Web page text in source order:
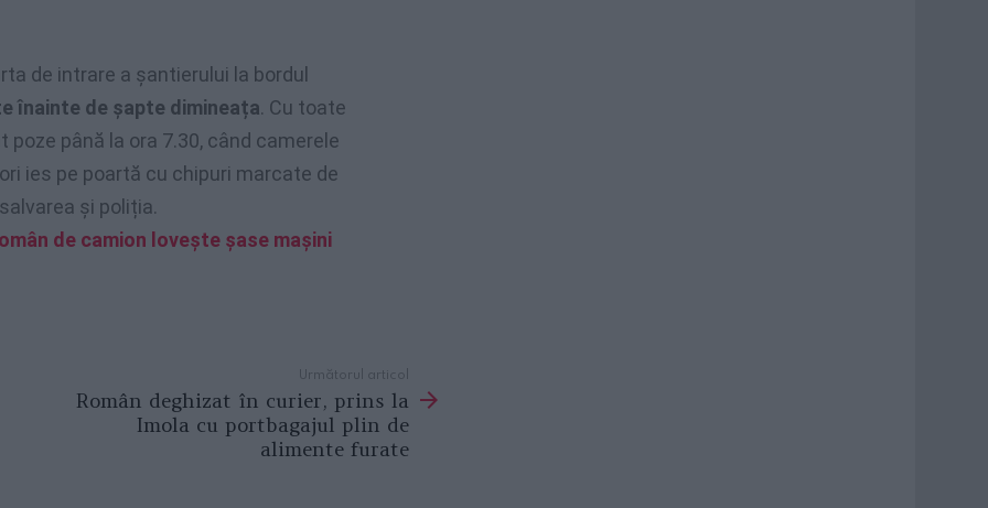
de intrare a șantierului la bordul
înainte de șapte dimineața. Cu toate
până la ora 7.30, când camerele
ies pe poartă cu chipuri marcate de
și poliția.
de camion lovește șase mașini
Următorul articol
Român deghizat în curier, prins la
Imola cu portbagajul plin de
alimente furate